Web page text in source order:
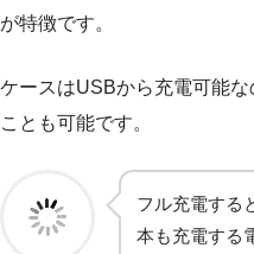
が特徴です。
ケースはUSBから充電可能
ことも可能です。
フル充電する
本も充電する